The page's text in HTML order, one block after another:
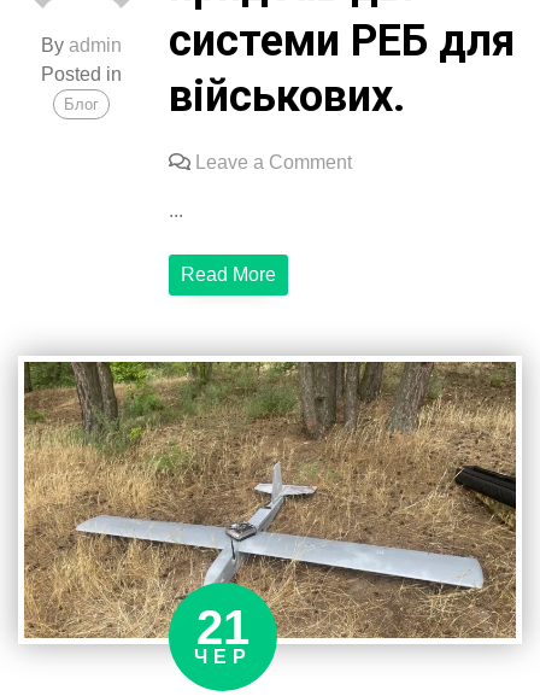
Byadmin
Posted in
Блог
системи РЕБ для
військових.
Leave a Commenton
для
військових.
...
Read More
21
ЧЕР